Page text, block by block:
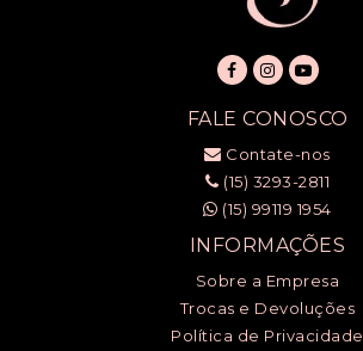
FALE CONOSCO
Contate-nos
(15) 3293-2811
(15) 99119 1954
INFORMAÇÕES
Sobre a Empresa
Trocas e Devoluções
Política de Privacidade